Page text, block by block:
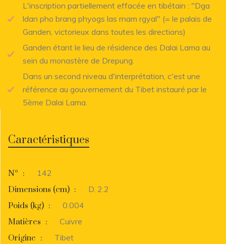
L'inscription partiellement effacée en tibétain : "Dga
ldan pho brang phyogs las rnam rgyal" (= le palais de
Ganden, victorieux dans toutes les directions)
Ganden étant le lieu de résidence des Dalai Lama au
sein du monastère de Drepung.
Dans un second niveau d'interprétation, c'est une
référence au gouvernement du Tibet instauré par le
5ème Dalai Lama.
Caractéristiques
N° :
142
Dimensions (cm) :
D. 2.2
Poids (kg) :
0.004
Matières :
Cuivre
Origine :
Tibet